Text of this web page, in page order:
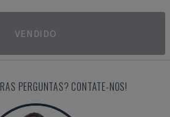
VENDIDO
PERGUNTAS? CONTATE-NOS!